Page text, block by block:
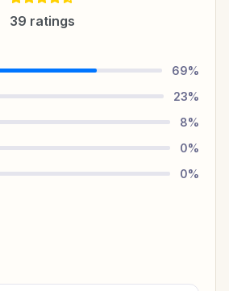
39 ratings
69%
23%
8%
0%
0%